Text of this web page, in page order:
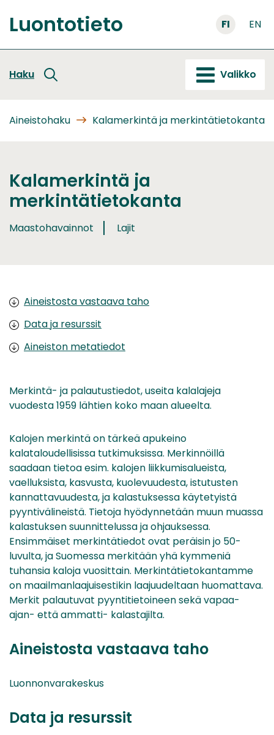
sisältöön
Etusivu
Luontotieto FI EN
Haku Valikko
Aineistohaku Kalamerkintä ja merkintätietokanta
Kalamerkintä ja
merkintätietokanta
Maastohavainnot Lajit
Aineistosta vastaava taho
Data ja resurssit
Aineiston metatiedot
Merkintä- ja palautustiedot, useita kalalajeja
vuodesta 1959 lähtien koko maan alueelta.
Kalojen merkintä on tärkeä apukeino
kalataloudellisissa tutkimuksissa. Merkinnöillä
saadaan tietoa esim. kalojen liikkumisalueista,
vaelluksista, kasvusta, kuolevuudesta, istutusten
kannattavuudesta, ja kalastuksessa käytetyistä
pyyntivälineistä. Tietoja hyödynnetään muun muassa
kalastuksen suunnittelussa ja ohjauksessa.
Ensimmäiset merkintätiedot ovat peräisin jo 50-
luvulta, ja Suomessa merkitään yhä kymmeniä
tuhansia kaloja vuosittain. Merkintätietokantamme
on maailmanlaajuisestikin laajuudeltaan huomattava.
Merkit palautuvat pyyntitietoineen sekä vapaa-
ajan- että ammatti- kalastajilta.
Aineistosta vastaava taho
Luonnonvarakeskus
Data ja resurssit